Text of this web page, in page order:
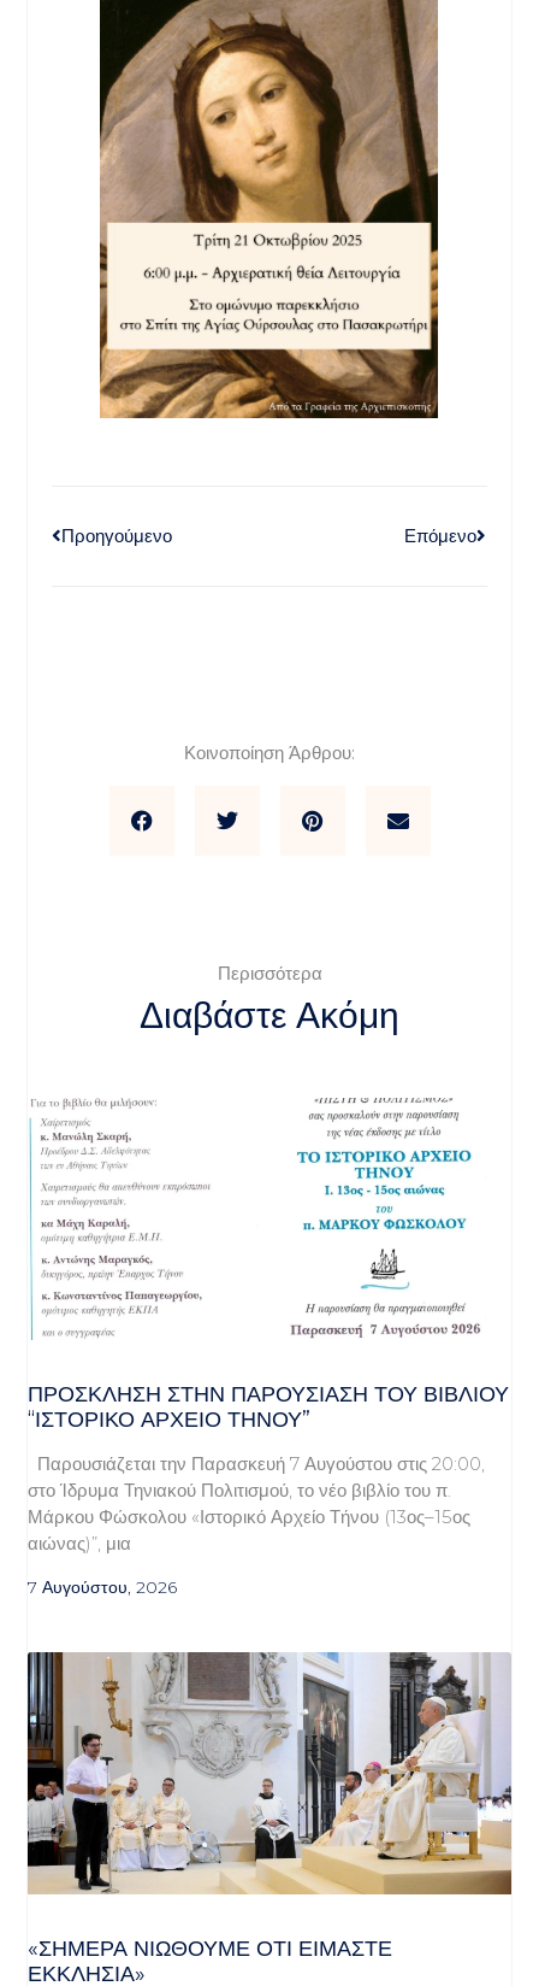
Προηγούμενο Επόμενο
Κοινοποίηση Άρθρου:
Περισσότερα
Διαβάστε Ακόμη
ΠΡΌΣΚΛΗΣΗ ΣΤΗΝ ΠΑΡΟΥΣΊΑΣΗ ΤΟΥ ΒΙΒΛΊΟΥ
“ΙΣΤΟΡΙΚΌ ΑΡΧΕΊΟ ΤΉΝΟΥ”
Παρουσιάζεται την Παρασκευή 7 Αυγούστου στις 20:00,
στο Ίδρυμα Τηνιακού Πολιτισμού, το νέο βιβλίο του π.
Μάρκου Φώσκολου «Ιστορικό Αρχείο Τήνου (13ος–15ος
αιώνας)”, μια
7 Αυγούστου, 2026
«ΣΉΜΕΡΑ ΝΙΏΘΟΥΜΕ ΌΤΙ ΕΊΜΑΣΤΕ
ΕΚΚΛΗΣΊΑ»